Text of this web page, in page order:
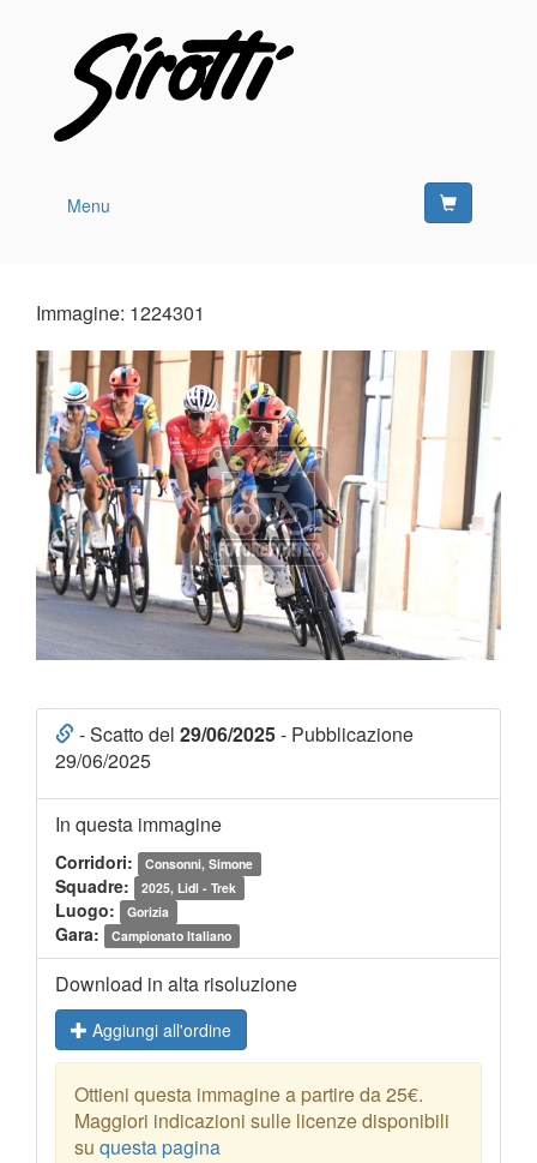
Menu
Immagine: 1224301
- Scatto del 29/06/2025- Pubblicazione
29/06/2025
In questa immagine
Corridori: Consonni, Simone
Squadre: 2025, Lidl - Trek
Luogo: Gorizia
Gara: Campionato Italiano
Download in alta risoluzione
Aggiungi all'ordine
Ottieni questa immagine a partire da 25€.
Maggiori indicazioni sulle licenze disponibili
su questa pagina